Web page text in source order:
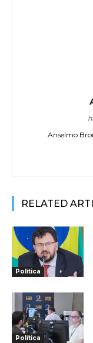
Anselmo
RELATED
Política
Política